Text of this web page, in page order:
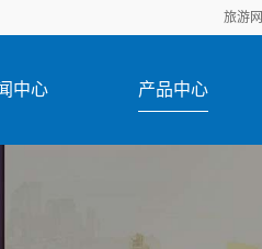
旅游网
中心 产品中心